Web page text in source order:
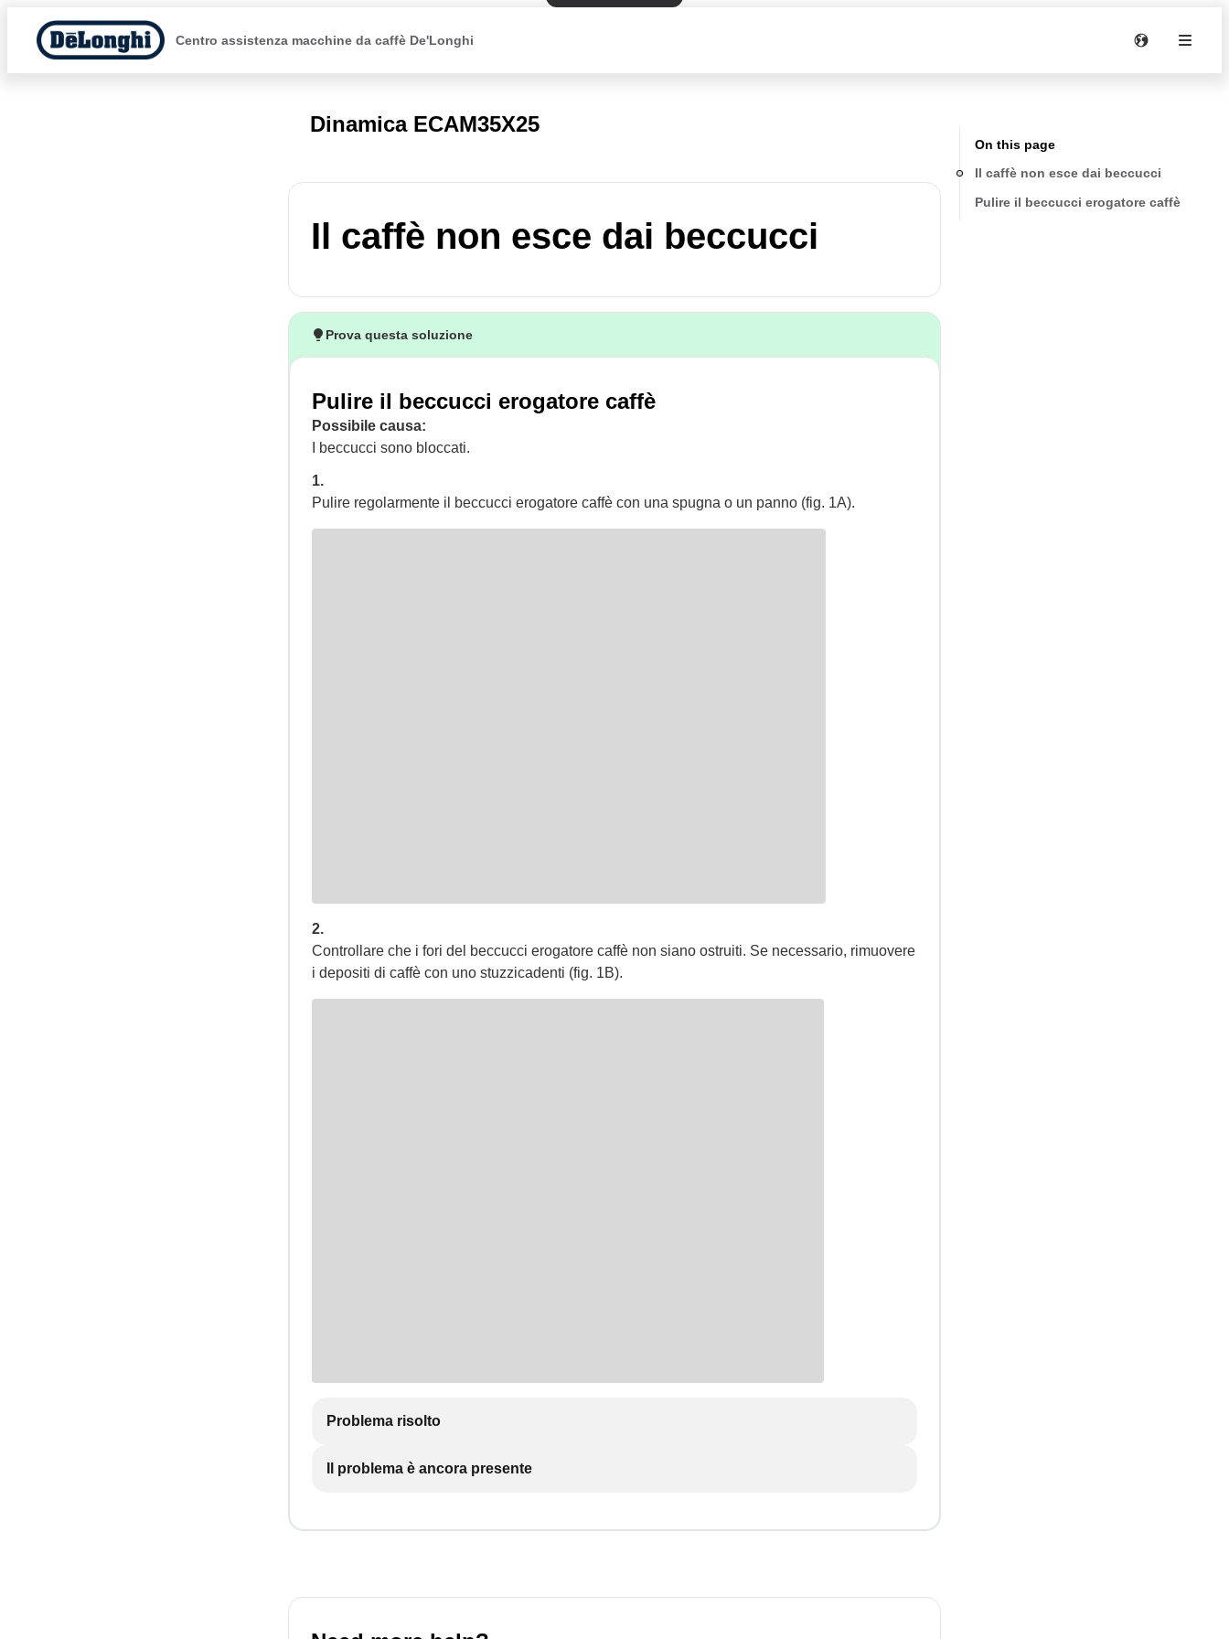
Centro assistenza macchine da caffè De'Longhi
Dinamica ECAM35X25
Il caffè non esce dai beccucci
Prova questa soluzione
Pulire il beccucci erogatore caffè
Possibile causa:
I beccucci sono bloccati.
1.
Pulire regolarmente il beccucci erogatore caffè con una spugna o un panno (fig. 1A).
2.
Controllare che i fori del beccucci erogatore caffè non siano ostruiti. Se necessario, rimuovere
i depositi di caffè con uno stuzzicadenti (fig. 1B).
Problema risolto
Il problema è ancora presente
On this page
Il caffè non esce dai beccucci
Pulire il beccucci erogatore caffè